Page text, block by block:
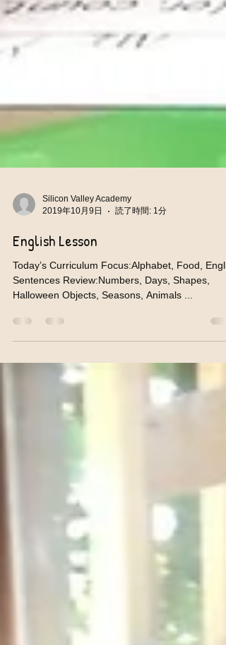
Silicon Valley Academy
読了時間: 1分
English Lesson
Today’s Curriculum Focus:Alphabet, Food, English
Sentences Review:Numbers, Days, Shapes,